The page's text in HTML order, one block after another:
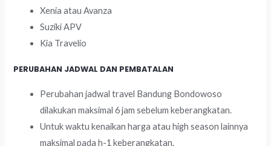
Xenia atau Avanza
Suziki APV
Kia Travelio
PERUBAHAN JADWAL DAN PEMBATALAN
Perubahan jadwal travel Bandung Bondowoso
dilakukan maksimal 6 jam sebelum keberangkatan.
Untuk waktu kenaikan harga atau high season lainnya
maksimal pada h-1 keberangkatan.